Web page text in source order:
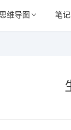
思维导图 笔记